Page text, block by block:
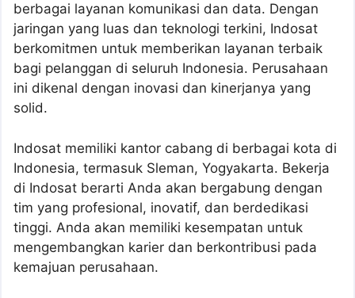
berbagai layanan komunikasi dan data. Dengan
jaringan yang luas dan teknologi terkini, Indosat
berkomitmen untuk memberikan layanan terbaik
bagi pelanggan di seluruh Indonesia. Perusahaan
ini dikenal dengan inovasi dan kinerjanya yang
solid.
Indosat memiliki kantor cabang di berbagai kota di
Indonesia, termasuk Sleman, Yogyakarta. Bekerja
di Indosat berarti Anda akan bergabung dengan
tim yang profesional, inovatif, dan berdedikasi
tinggi. Anda akan memiliki kesempatan untuk
mengembangkan karier dan berkontribusi pada
kemajuan perusahaan.